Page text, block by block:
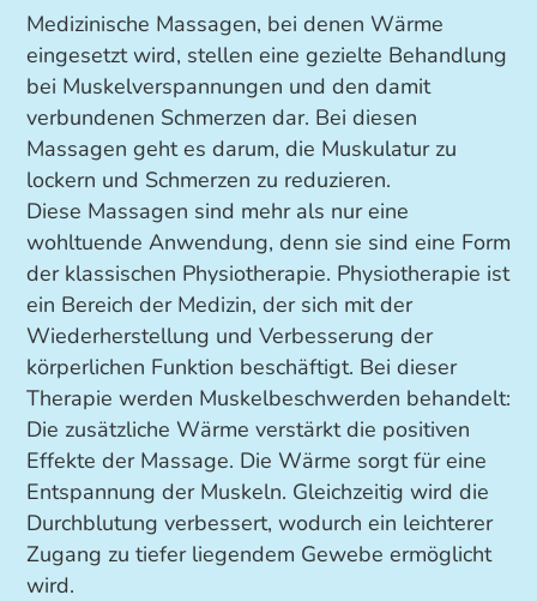
Medizinische Massagen, bei denen Wärme
eingesetzt wird, stellen eine gezielte Behandlung
bei Muskelverspannungen und den damit
verbundenen Schmerzen dar. Bei diesen
Massagen geht es darum, die Muskulatur zu
lockern und Schmerzen zu reduzieren.
Diese Massagen sind mehr als nur eine
wohltuende Anwendung, denn sie sind eine Form
der klassischen Physiotherapie. Physiotherapie ist
ein Bereich der Medizin, der sich mit der
Wiederherstellung und Verbesserung der
körperlichen Funktion beschäftigt. Bei dieser
Therapie werden Muskelbeschwerden behandelt:
Die zusätzliche Wärme verstärkt die positiven
Effekte der Massage. Die Wärme sorgt für eine
Entspannung der Muskeln. Gleichzeitig wird die
Durchblutung verbessert, wodurch ein leichterer
Zugang zu tiefer liegendem Gewebe ermöglicht
wird.